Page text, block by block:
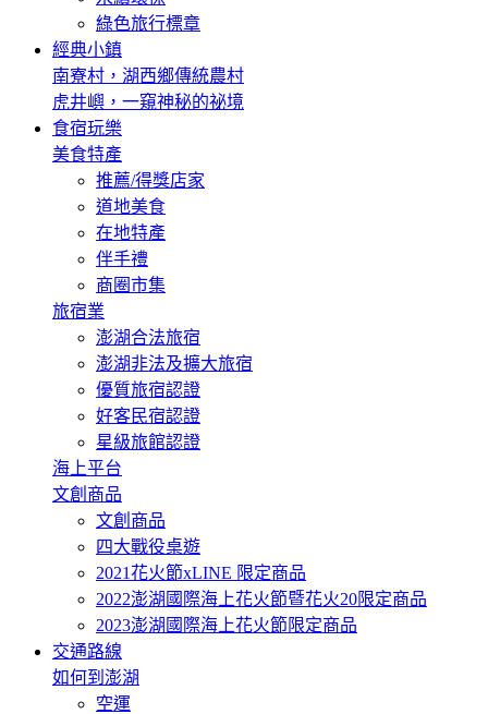
綠色旅行標章
經典小鎮
南寮村，湖西鄉傳統農村
虎井嶼，一窺神秘的祕境
食宿玩樂
美食特產
推薦/得獎店家
道地美食
在地特產
伴手禮
商圈市集
旅宿業
澎湖合法旅宿
澎湖非法及擴大旅宿
優質旅宿認證
好客民宿認證
星級旅館認證
海上平台
文創商品
文創商品
四大戰役桌遊
2021花火節xLINE 限定商品
2022澎湖國際海上花火節暨花火20限定商品
2023澎湖國際海上花火節限定商品
交通路線
如何到澎湖
空運